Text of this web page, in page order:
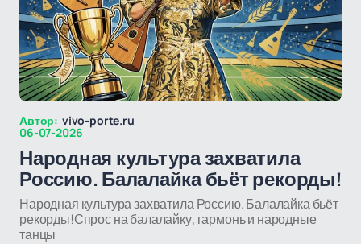
Автор: vivo-porte.ru
06-07-2026
Народная культура захватила
Россию. Балалайка бьёт рекорды!
Народная культура захватила Россию. Балалайка бьёт
рекорды!Спрос на балалайку, гармонь и народные
танцы